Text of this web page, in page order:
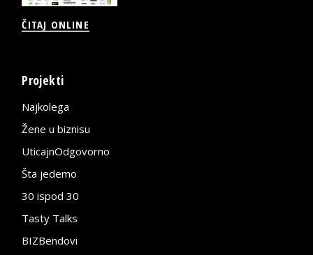
ČITAJ ONLINE
Projekti
Najkolega
Žene u biznisu
UticajnOdgovorno
Šta jedemo
30 ispod 30
Tasty Talks
BIZBendovi